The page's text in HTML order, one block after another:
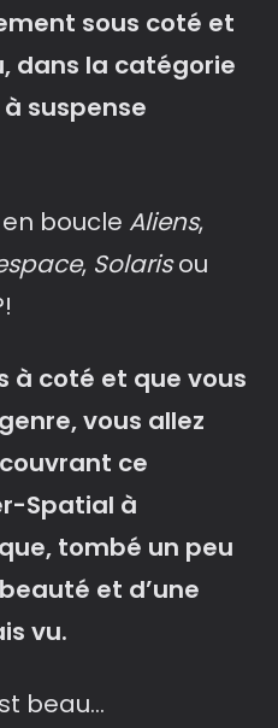
sous coté et
dans la catégorie
suspense
boucle Aliens,
, Solarisou
à coté et que vous
vous allez
ce
Spatial à
tombé un peu
et d’une
vu.
beau…